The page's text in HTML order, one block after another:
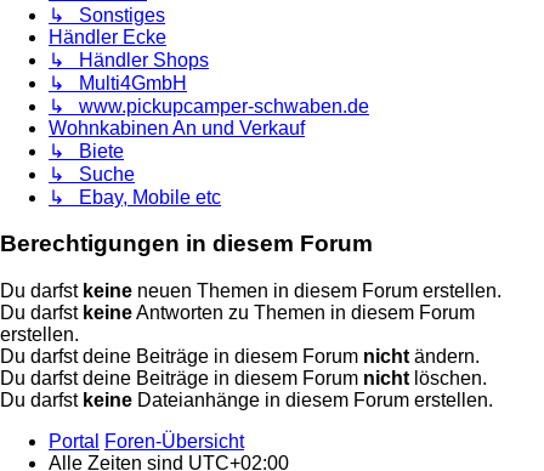
↳ Sonstiges
Händler Ecke
↳ Händler Shops
↳ Multi4GmbH
↳ www.pickupcamper-schwaben.de
Wohnkabinen An und Verkauf
↳ Biete
↳ Suche
↳ Ebay, Mobile etc
Berechtigungen in diesem Forum
Du darfst keine neuen Themen in diesem Forum erstellen.
Du darfst keineAntworten zu Themen in diesem Forum
erstellen.
Du darfst deine Beiträge in diesem Forum nicht ändern.
Du darfst deine Beiträge in diesem Forum nicht löschen.
Du darfst keine Dateianhänge in diesem Forum erstellen.
Portal
Foren-Übersicht
Alle Zeiten sind UTC+02:00